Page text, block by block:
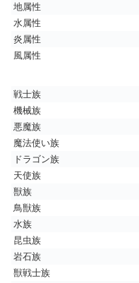
地属性
水属性
炎属性
風属性
戦士族
機械族
悪魔族
魔法使い族
ドラゴン族
天使族
獣族
鳥獣族
水族
昆虫族
岩石族
獣戦士族